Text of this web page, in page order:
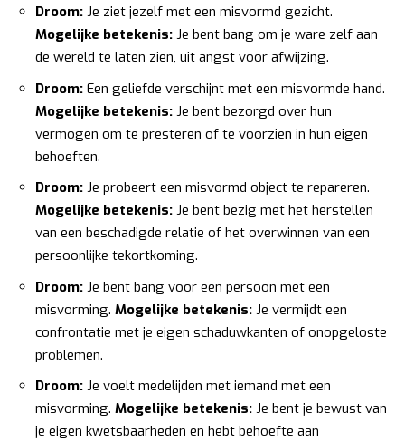
Droom: Je ziet jezelf met een misvormd gezicht.
Mogelijke betekenis: Je bent bang om je ware zelf aan
de wereld te laten zien, uit angst voor afwijzing.
Droom: Een geliefde verschijnt met een misvormde hand.
Mogelijke betekenis: Je bent bezorgd over hun
vermogen om te presteren of te voorzien in hun eigen
behoeften.
Droom: Je probeert een misvormd object te repareren.
Mogelijke betekenis: Je bent bezig met het herstellen
van een beschadigde relatie of het overwinnen van een
persoonlijke tekortkoming.
Droom: Je bent bang voor een persoon met een
misvorming. Mogelijke betekenis: Je vermijdt een
confrontatie met je eigen schaduwkanten of onopgeloste
problemen.
Droom: Je voelt medelijden met iemand met een
misvorming. Mogelijke betekenis: Je bent je bewust van
je eigen kwetsbaarheden en hebt behoefte aan